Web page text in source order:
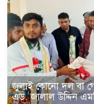
জুলাই কোনো দল বা
এড. জালাল উদ্দিন